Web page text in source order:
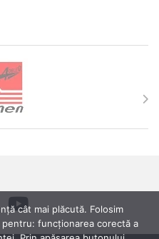
cât mai plăcută. Folosim
funcționarea corectă a